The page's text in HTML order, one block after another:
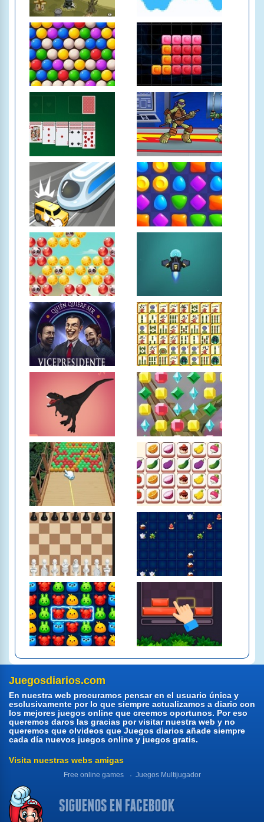
Juegosdiarios.com
En nuestra web procuramos pensar en el usuario única y
esclusivamente por lo que siempre actualizamos a diario con
los mejores juegos online que creemos oportunos. Por eso
queremos daros las gracias por visitar nuestra web y no
queremos que olvideos que Juegos diarios añade siempre
cada día nuevos juegos online y juegos gratis.
Visita nuestras webs amigas
Free online games Juegos Multijugador